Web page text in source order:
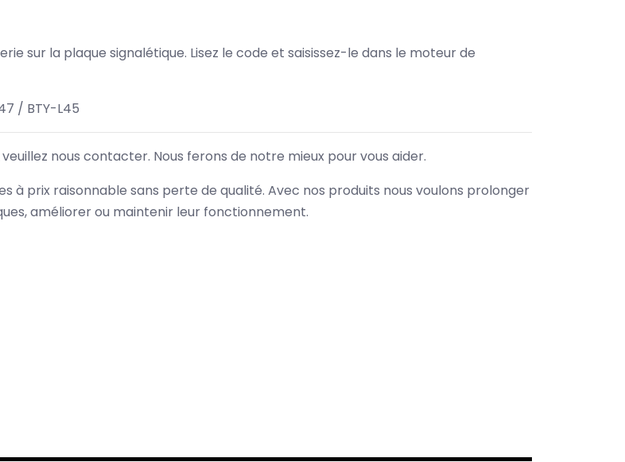
sur la plaque signalétique. Lisez le code et saisissez-le dans le moteur de
/ BTY-L45
nous contacter. Nous ferons de notre mieux pour vous aider.
à prix raisonnable sans perte de qualité. Avec nos produits nous voulons prolonger
améliorer ou maintenir leur fonctionnement.